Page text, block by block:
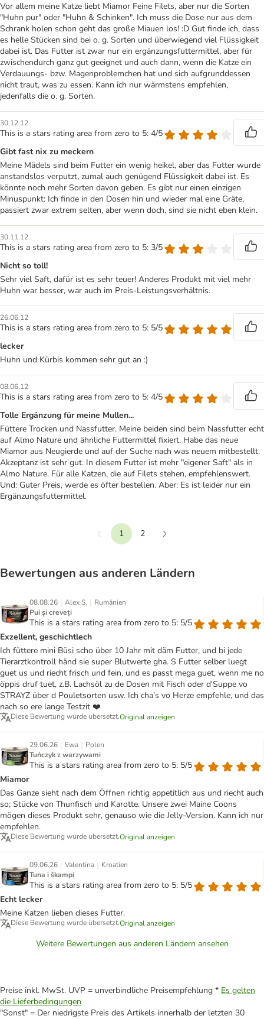
Vor allem meine Katze liebt Miamor Feine Filets, aber nur die Sorten
"Huhn pur" oder "Huhn & Schinken". Ich muss die Dose nur aus dem
Schrank holen schon geht das große Miauen los! :D Gut finde ich, dass
es helle Stücken sind bei o. g. Sorten und überwiegend viel Flüssigkeit
dabei ist. Das Futter ist zwar nur ein ergänzungsfuttermittel, aber für
zwischendurch ganz gut geeignet und auch dann, wenn die Katze ein
Verdauungs- bzw. Magenproblemchen hat und sich aufgrunddessen
nicht traut, was zu essen. Kann ich nur wärmstens empfehlen,
jedenfalls die o. g. Sorten.
30.12.12
This is a stars rating area from zero to 5: 4/5
Gibt fast nix zu meckern
Meine Mädels sind beim Futter ein wenig heikel, aber das Futter wurde
anstandslos verputzt, zumal auch genügend Flüssigkeit dabei ist. Es
könnte noch mehr Sorten davon geben. Es gibt nur einen einzigen
Minuspunkt: Ich finde in den Dosen hin und wieder mal eine Gräte,
passiert zwar extrem selten, aber wenn doch, sind sie nicht eben klein.
30.11.12
This is a stars rating area from zero to 5: 3/5
Nicht so toll!
Sehr viel Saft, dafür ist es sehr teuer! Anderes Produkt mit viel mehr
Huhn war besser, war auch im Preis-Leistungsverhältnis.
26.06.12
This is a stars rating area from zero to 5: 5/5
lecker
Huhn und Kürbis kommen sehr gut an :)
08.06.12
This is a stars rating area from zero to 5: 4/5
Tolle Ergänzung für meine Mullen...
Füttere Trocken und Nassfutter. Meine beiden sind beim Nassfutter echt
auf Almo Nature und ähnliche Futtermittel fixiert. Habe das neue
Miamor aus Neugierde und auf der Suche nach was neuem mitbestellt.
Akzeptanz ist sehr gut. In diesem Futter ist mehr "eigener Saft" als in
Almo Nature. Für alle Katzen, die auf Filets stehen, empfehlenswert.
Und: Guter Preis, werde es öfter bestellen. Aber: Es ist leider nur ein
Ergänzungsfuttermittel.
Vorherige
1
2
Bewertungen aus anderen Ländern
08.08.26 | Alex S. | Rumänien
Pui și creveți
This is a stars rating area from zero to 5: 5/5
Exzellent, geschichtlech
Ich füttere mini Büsi scho über 10 Jahr mit däm Futter, und bi jede
Tierarztkontroll händ sie super Blutwerte gha. S Futter selber luegt
guet us und riecht frisch und fein, und es passt mega guet, wenn me no
öppis druf tuet, z.B. Lachsöl zu de Dosen mit Fisch oder d'Suppe vo
STRAYZ über d Pouletsorten usw. Ich cha’s vo Herze empfehle, und das
nach so ere lange Testzit ❤️
Diese Bewertung wurde übersetzt.Original anzeigen
29.06.26 | Ewa | Polen
Tuńczyk z warzywami
This is a stars rating area from zero to 5: 5/5
Miamor
Das Ganze sieht nach dem Öffnen richtig appetitlich aus und riecht auch
so; Stücke von Thunfisch und Karotte. Unsere zwei Maine Coons
mögen dieses Produkt sehr, genauso wie die Jelly-Version. Kann ich nur
empfehlen.
Diese Bewertung wurde übersetzt.Original anzeigen
09.06.26 | Valentina | Kroatien
Tuna i škampi
This is a stars rating area from zero to 5: 5/5
Echt lecker
Meine Katzen lieben dieses Futter.
Diese Bewertung wurde übersetzt.Original anzeigen
Weitere Bewertungen aus anderen Ländern ansehen
Preise inkl. MwSt. UVP = unverbindliche Preisempfehlung * Es gelten
die Lieferbedingungen
"Sonst" = Der niedrigste Preis des Artikels innerhalb der letzten 30